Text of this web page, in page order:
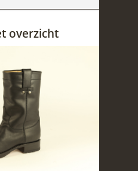
overzicht